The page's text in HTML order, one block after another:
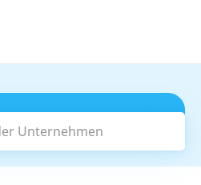
Unternehmen
Suchen